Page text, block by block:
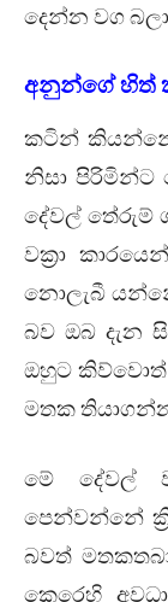
දෙන්න වග
අනුන්ගේ හිත්
කටින්
නිසා
දේවල් තේරුම්
වක්‍රා
නොලැබී
බව ඔබ දැන
ඔහුට කිව්වොත්
මතක
මේ දේවල්
පෙන්වන්නේ
බවත්
කෙරෙහි